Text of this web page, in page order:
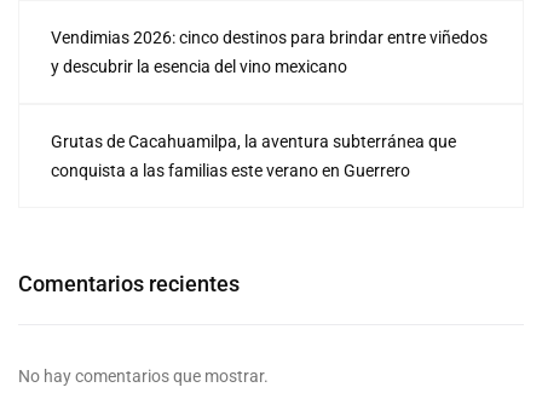
Vendimias 2026: cinco destinos para brindar entre viñedos
y descubrir la esencia del vino mexicano
Grutas de Cacahuamilpa, la aventura subterránea que
conquista a las familias este verano en Guerrero
Comentarios recientes
No hay comentarios que mostrar.